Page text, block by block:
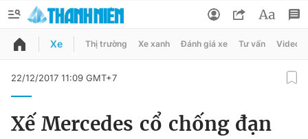
QUẢNG CÁO
Đổi mật khẩu
Xe Thị trường Xe xanh Đánh giá xe Tư vấn Video
22/12/2017 11:09 GMT+7
Xế Mercedes cổ chống đạn